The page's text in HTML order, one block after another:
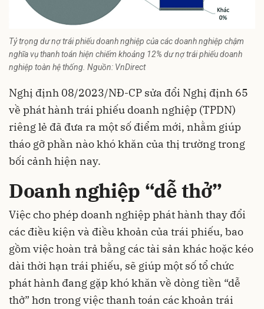
Tỷ trọng dư nợ trái phiếu doanh nghiệp của các doanh nghiệp chậm
nghĩa vụ thanh toán hiện chiếm khoảng 12% dư nợ trái phiếu doanh
nghiệp toàn hệ thống. Nguồn: VnDirect
Nghị định 08/2023/NĐ-CP sửa đổi Nghị định 65
về phát hành trái phiếu doanh nghiệp (TPDN)
riêng lẻ đã đưa ra một số điểm mới, nhằm giúp
tháo gỡ phần nào khó khăn của thị trường trong
bối cảnh hiện nay.
Doanh nghiệp “dễ thở”
Việc cho phép doanh nghiệp phát hành thay đổi
các điều kiện và điều khoản của trái phiếu, bao
gồm việc hoàn trả bằng các tài sản khác hoặc kéo
dài thời hạn trái phiếu, sẽ giúp một số tổ chức
phát hành đang gặp khó khăn về dòng tiền “dễ
thở” hơn trong việc thanh toán các khoản trái